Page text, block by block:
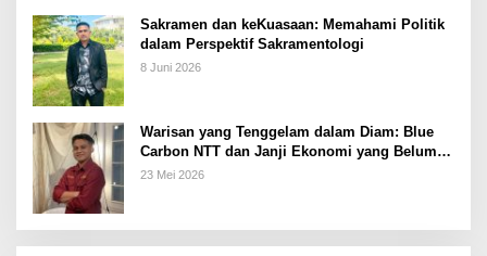
Sakramen dan keKuasaan: Memahami Politik
dalam Perspektif Sakramentologi
8 Juni 2026
Warisan yang Tenggelam dalam Diam: Blue
Carbon NTT dan Janji Ekonomi yang Belum
Ditunaikan
23 Mei 2026